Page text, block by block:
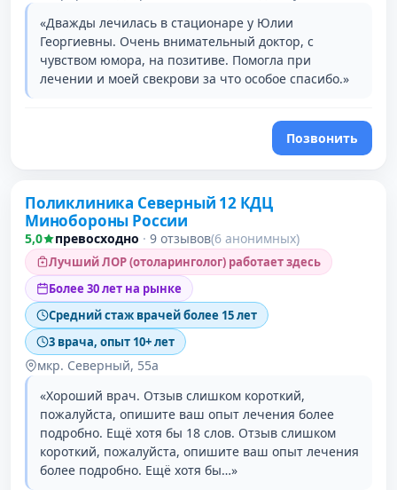
«Дважды лечилась в стационаре у Юлии
Георгиевны. Очень внимательный доктор, с
чувством юмора, на позитиве. Помогла при
лечении и моей свекрови за что особое спасибо.»
Позвонить
Поликлиника Северный 12 КДЦ
Минобороны России
5,0 превосходно · 9 отзывов(6 анонимных)
Лучший ЛОР (отоларинголог) работает здесь
Более 30 лет на рынке
Средний стаж врачей более 15 лет
3 врача, опыт 10+ лет
мкр. Северный, 55а
«Хороший врач. Отзыв слишком короткий,
пожалуйста, опишите ваш опыт лечения более
подробно. Ещё хотя бы 18 слов. Отзыв слишком
короткий, пожалуйста, опишите ваш опыт лечения
более подробно. Ещё хотя бы…»